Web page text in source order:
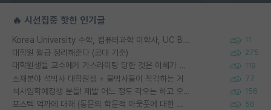
🔥 시선집중 핫한 인기글
Korea University 수학, 컴퓨터과학 이학사, UC Berkeley 산업공학 대학원 공학박사가 되는 것은 쉽지 않겠죠? 11
대학원 월급 정리해준다 (공대 기준) 275
대학원생들 교수에게 가스라이팅 당한 것은 이해가 갑니다. 안타깝네요. 119
소재분야 석박사 대학원생 + 물박사들이 착각하는 거 77
석사입학예정생 분들! 제발 어느 정도 각오는 하고 오세요. 156
포스텍 억까에 대해 (동문의 학문적 아웃풋에 대한 반박) 50